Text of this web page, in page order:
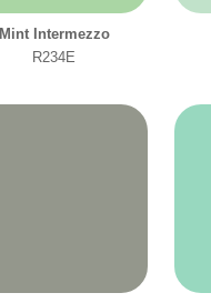
Mint Intermezzo
R234E